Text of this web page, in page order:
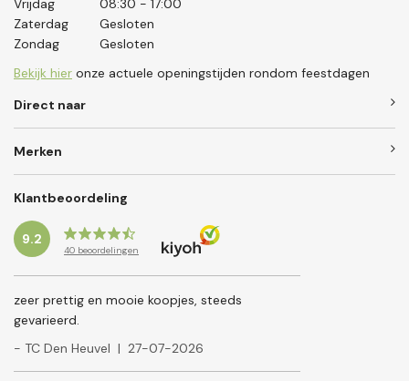
Vrijdag
08:30 - 17:00
Zaterdag
Gesloten
Zondag
Gesloten
Bekijk hier onze actuele openingstijden rondom feestdagen
Direct naar
Merken
Klantbeoordeling
9.2
40 beoordelingen
zeer prettig en mooie koopjes, steeds
gevarieerd.
- TC Den Heuvel | 27-07-2026